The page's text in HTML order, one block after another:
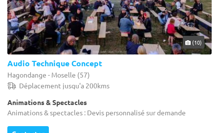
(10)
Audio Technique Concept
Hagondange - Moselle (57)
Déplacement jusqu'a 200kms
Animations & Spectacles
Animations & spectacles : Devis personnalisé sur demande